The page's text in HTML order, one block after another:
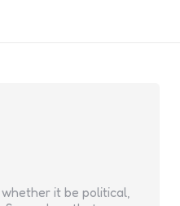
it be political,